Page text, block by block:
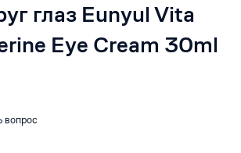
глаз Eunyul Vita
Eye Cream 30ml
вопрос